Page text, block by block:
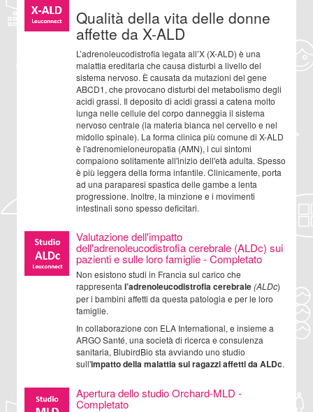
Qualità della vita delle donne
affette da X-ALD
L’adrenoleucodistrofia legata all’X (X-ALD) è una
malattia ereditaria che causa disturbi a livello del
sistema nervoso. È causata da mutazioni del gene
ABCD1, che provocano disturbi del metabolismo degli
acidi grassi. Il deposito di acidi grassi a catena molto
lunga nelle cellule del corpo danneggia il sistema
nervoso centrale (la materia bianca nel cervello e nel
midollo spinale). La forma clinica più comune di X-ALD
è l'adrenomieloneuropatia (AMN), i cui sintomi
compaiono solitamente all'inizio dell'età adulta. Spesso
è più leggera della forma infantile. Clinicamente, porta
ad una paraparesi spastica delle gambe a lenta
progressione. Inoltre, la minzione e i movimenti
intestinali sono spesso deficitari.
Valutazione dell'impatto
dell'adrenoleucodistrofia cerebrale (ALDc) sui
pazienti e sulle loro famiglie - Completato
Non esistono studi in Francia sul carico che
rappresenta l’adrenoleucodistrofia cerebrale(ALDc)
per i bambini affetti da questa patologia e per le loro
famiglie.
In collaborazione con ELA International, e insieme a
ARGO Santé, una società di ricerca e consulenza
sanitaria, BlubirdBio sta avviando uno studio
sull'impatto della malattia sui ragazzi affetti da ALDc.
Apertura dello studio Orchard-MLD -
Completato